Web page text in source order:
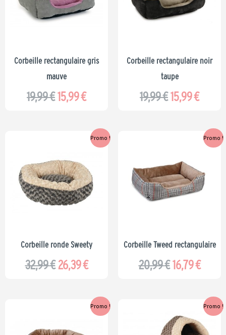
Corbeille rectangulaire gris
mauve
19,99€
était :
19,99 €.
15,99€
est :
Corbeille rectangulaire noir
taupe
19,99€
était :
19,99 €.
15,99€
est :
Promo !
Corbeille ronde Sweety
32,99€
initial
était :
32,99 €.
26,39€
Le
actuel
est :
Promo !
Corbeille Tweed rectangulaire
20,99€
initial
était :
16,79€
Le
est :
Promo !
Le
Promo !
prix
Le
prix